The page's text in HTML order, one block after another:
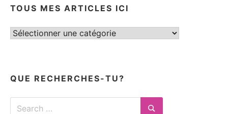
TOUS MES ARTICLES ICI
Tous
QUE RECHERCHES-TU?
Search